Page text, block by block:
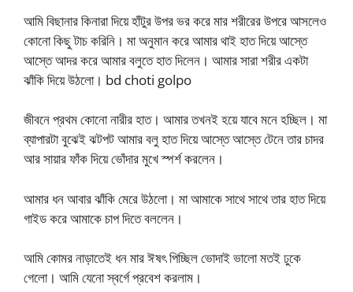
আমি বিছানার কিনারা দিয়ে হাঁটুর উপর ভর করে মার শরীরের উপরে আসলেও
কোনো কিছু টাচ করিনি। মা অনুমান করে আমার থাই হাত দিয়ে আস্তে
আস্তে আদর করে আমার বলুতে হাত দিলেন। আমার সারা শরীর একটা
ঝাঁকি দিয়ে উঠলো। bd choti golpo
জীবনে প্রথম কোনো নারীর হাত। আমার তখনই হয়ে যাবে মনে হচ্ছিল। মা
ব্যাপারটা বুঝেই ঝটপট আমার বলু হাত দিয়ে আস্তে আস্তে টেনে তার চাদর
আর সায়ার ফাঁক দিয়ে ভোঁদার মুখে স্পর্শ করলেন।
আমার ধন আবার ঝাঁকি মেরে উঠলো। মা আমাকে সাথে সাথে তার হাত দিয়ে
গাইড করে আমাকে চাপ দিতে বললেন।
আমি কোমর নাড়াতেই ধন মার ঈষৎ পিচ্ছিল ভোদাই ভালো মতই ঢুকে
গেলো। আমি যেনো স্বর্গে প্রবেশ করলাম।